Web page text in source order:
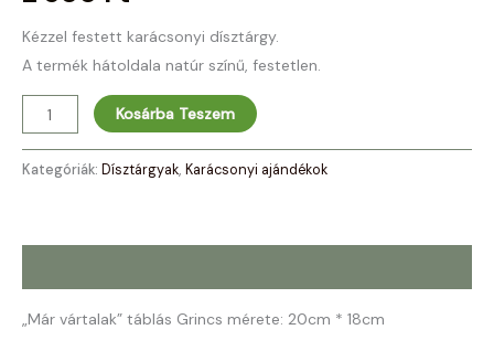
Kézzel festett karácsonyi dísztárgy.
A termék hátoldala natúr színű, festetlen.
Kosárba Teszem
Kategóriák: Dísztárgyak, Karácsonyi ajándékok
„Már vártalak” táblás Grincs mérete: 20cm * 18cm